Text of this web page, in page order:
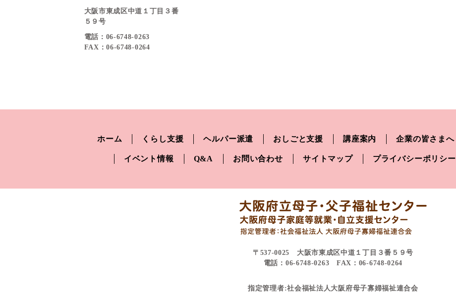
大阪市東成区中道１丁目３番
５９号
電話：06-6748-0263
FAX：06-6748-0264
ホーム くらし支援 ヘルパー派遣 おしごと支援 講座案内 企業の皆さまへ
イベント情報 Q&A お問い合わせ サイトマップ プライバシーポリシー
〒537-0025 大阪市東成区中道１丁目３番５９号
電話：06-6748-0263 FAX：06-6748-0264
指定管理者:社会福祉法人大阪府母子寡婦福祉連合会